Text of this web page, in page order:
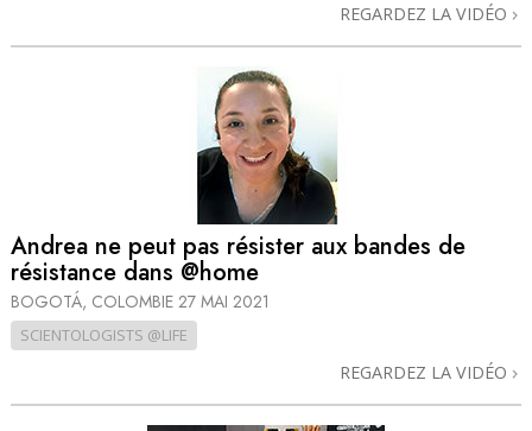
REGARDEZ LA VIDÉO
Andrea ne peut pas résister aux bandes de
résistance dans @home
BOGOTÁ, COLOMBIE 27 MAI 2021
SCIENTOLOGISTS @LIFE
REGARDEZ LA VIDÉO